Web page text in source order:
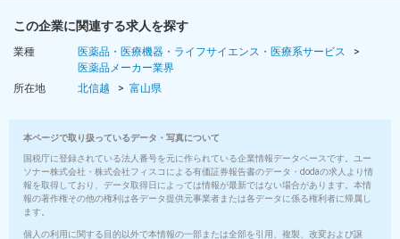
この企業に関連する求人を探す
業種
医薬品・医療機器・ライフサイエンス・医療系サービス
医薬品メーカー業界
所在地
北信越 富山県
本ページで取り扱っているデータ・写真について
国税庁に登録されている法人番号を元に作られている企業情報データベースです。ユー
ソナー株式会社・株式会社フィスコによる有価証券報告書のデータ・dodaの求人より情
報を取得しており、データ取得日によっては情報が最新ではない場合があります。本情
報の著作権その他の権利は各データ提供元事業者または各データに係る権利者に帰属し
ます。
個人の利用に関する目的以外で本情報の一部または全部を引用、複製、改変および譲